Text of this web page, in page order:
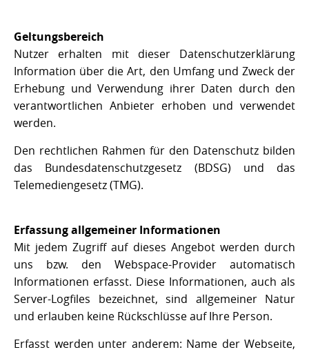
Geltungsbereich
Nutzer erhalten mit dieser Datenschutzerklärung
Information über die Art, den Umfang und Zweck der
Erhebung und Verwendung ihrer Daten durch den
verantwortlichen Anbieter erhoben und verwendet
werden.
Den rechtlichen Rahmen für den Datenschutz bilden
das Bundesdatenschutzgesetz (BDSG) und das
Telemediengesetz (TMG).
Erfassung allgemeiner Informationen
Mit jedem Zugriff auf dieses Angebot werden durch
uns bzw. den Webspace-Provider automatisch
Informationen erfasst. Diese Informationen, auch als
Server-Logfiles bezeichnet, sind allgemeiner Natur
und erlauben keine Rückschlüsse auf Ihre Person.
Erfasst werden unter anderem: Name der Webseite,